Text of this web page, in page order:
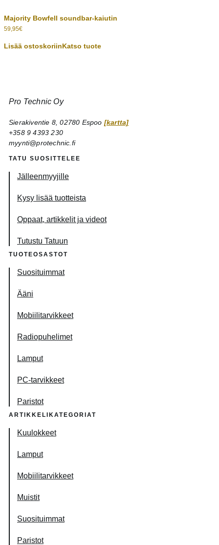
Majority Bowfell soundbar-kaiutin
59,95€
Lisää ostoskoriinKatso tuote
Pro Technic Oy
Sierakiventie 8, 02780 Espoo [kartta]
+358 9 4393 230
myynti@protechnic.fi
TATU SUOSITTELEE
Jälleenmyyjille
Kysy lisää tuotteista
Oppaat, artikkelit ja videot
Tutustu Tatuun
TUOTEOSASTOT
Suosituimmat
Ääni
Mobiilitarvikkeet
Radiopuhelimet
Lamput
PC-tarvikkeet
Paristot
ARTIKKELIKATEGORIAT
Kuulokkeet
Lamput
Mobiilitarvikkeet
Muistit
Suosituimmat
Paristot